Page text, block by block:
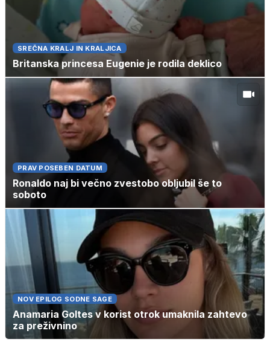
SREČNA KRALJ IN KRALJICA
Britanska princesa Eugenie je rodila deklico
PRAV POSEBEN DATUM
Ronaldo naj bi večno zvestobo obljubil še to
soboto
NOV EPILOG SODNE SAGE
Anamaria Goltes v korist otrok umaknila zahtevo
za preživnino